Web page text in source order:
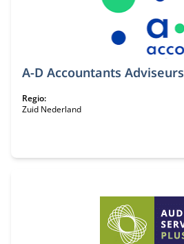
A-D Accountants Adviseurs
Regio:
Zuid Nederland